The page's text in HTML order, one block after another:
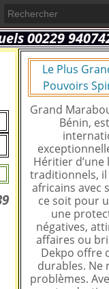
Le Plus
Pouvoirs
Grand
Bénin,
Héritier
traditionnels,
africains avec
ce soit pour
une
négatives,
affaires ou
Dekpo offre
durables. Ne
problèmes.